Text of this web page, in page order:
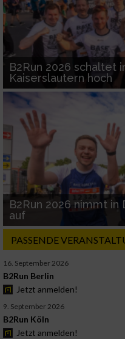
B2Run 2026 schaltet
Kaiserslautern hoch
B2Run 2026 nimmt
auf
PASSENDE
16. September 2026
B2Run Berlin
Jetzt anmelden!
9. September 2026
B2Run Köln
Jetzt anmelden!